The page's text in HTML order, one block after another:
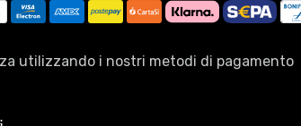
utilizzando i nostri metodi di pagamento